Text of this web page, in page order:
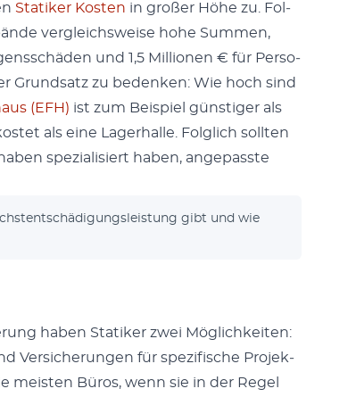
Sta­tik­er Kosten in großer Höhe zu. Fol­
ver­gle­ich­sweise hohe Sum­men,
und 1,5 Mil­lio­nen € für Per­so­
Grund­satz zu bedenken: Wie hoch sind
(EFH) ist zum Beispiel gün­stiger als
als eine Lager­halle. Fol­glich soll­ten
spezial­isiert haben, angepasste
gibt und wie
haben Sta­tik­er zwei Möglichkeit­en:
Ver­sicherun­gen für spez­i­fis­che Pro­jek­
meis­ten Büros, wenn sie in der Regel